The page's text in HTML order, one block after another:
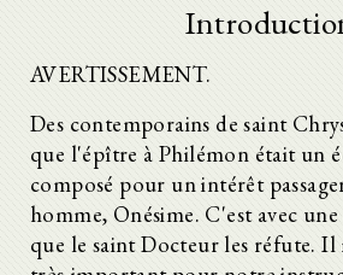
AVERTISSEMENT.
Des contemporains de saint
que l'épître à Philémon était un
composé pour un intérêt
homme, Onésime. C'est avec
que le saint Docteur les réfute.